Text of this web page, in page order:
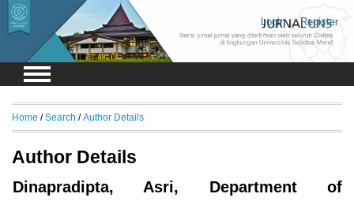
Login Register
Home /Search /Author Details
Author Details
Dinapradipta, Asri, Department of